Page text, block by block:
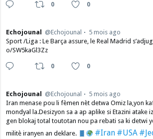
0 0
Echojounal @Echojounal
5 mois ago
Sport /Liga : Le Barça assure, le Real Madrid
o/SW5kaGl3Zz
0 0
Echojounal @Echojounal
5 mois ago
Iran menase pou li fèmen nèt detwa Omiz la,yon
mondyal la.Desizyon sa a ap aplike si Etazini atake
gen blokaj total toutotan nou pa rebati sa ki detwi
militè iranyen an deklare.
#Iran #USA